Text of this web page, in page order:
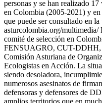
personas y se han realizado
en Colombia (2005-2021) y
que puede ser consultado en
asturcolombia.org/multimedia/
comité de selección en
FENSUAGRO, CUT-
Comisión Asturiana de
Ecologistas en Acción. La
siendo desoladora,
numerosos asesinatos de
defensoras y defensores de
amplios territorios que en